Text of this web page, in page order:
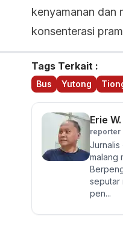
kenyamanan dan
konsenterasi
Tags Terkait :
Bus Yutong
Erie
reporter
Jurnalis
malang
seputar
pen...